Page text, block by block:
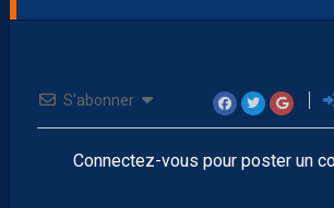
S’abonner
Connectez-vous pour poster un